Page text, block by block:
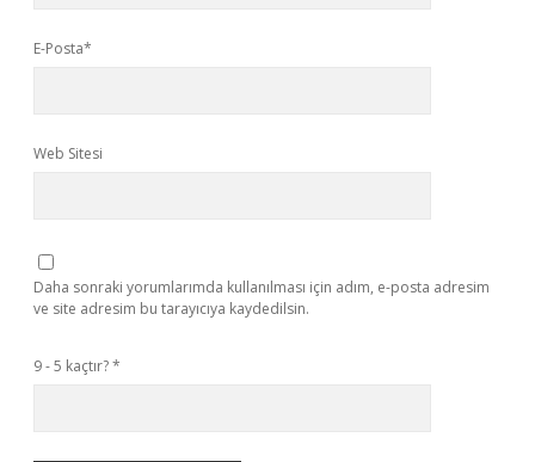
E-Posta*
Web Sitesi
Daha sonraki yorumlarımda kullanılması için adım, e-posta adresim
ve site adresim bu tarayıcıya kaydedilsin.
9 - 5 kaçtır?*